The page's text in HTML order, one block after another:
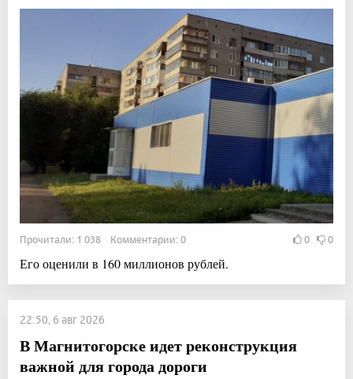
Прочитали: 1 038 Комментарии: 0 0 0
Его оценили в 160 миллионов рублей.
22:50, 6 авг 2026
В Магнитогорске идет реконструкция
важной для города дороги